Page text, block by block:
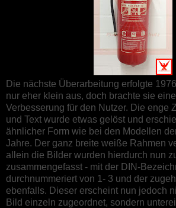
Die nächste Überarbeitung erfolgte
nur eher klein aus, doch brachte sie
Verbesserung für den Nutzer. Die enge
und Text wurde etwas gelöst und
ähnlicher Form wie bei den Modellen
Jahre. Der ganz breite weiße Rahmen
allein die Bilder wurden hierdurch nun
zusammengefasst - mit der DIN-
durchnummeriert von 1- 3 und der
ebenfalls. Dieser erscheint nun jedoch
Bild einzeln zugeordnet, sondern